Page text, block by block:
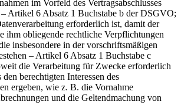
im Vorfeld des Vertragsabschlusses
Artikel 6 Absatz 1 Buchstabe b der DSGVO;
erforderlich ist, damit der
ihm obliegende rechtliche Verpflichtungen
insbesondere in der vorschriftsmäßigen
– Artikel 6 Absatz 1 Buchstabe c
die Verarbeitung für Zwecke erforderlich
den berechtigten Interessen des
ergeben, wie z. B. die Vornahme
und die Geltendmachung von